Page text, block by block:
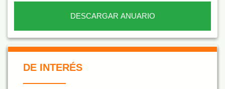
DESCARGAR ANUARIO
DE INTERÉS